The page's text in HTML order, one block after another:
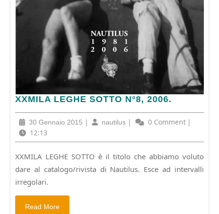
XXMILA LEGHE SOTTO N°8, 2006.
XXMILA
SOTTO
N°8,
2006.
30 Gennaio 2015 30
2015
| nautilus nautilus
| 0 Comment |
12:13
XXMILA LEGHE SOTTO è il titolo che abbiamo voluto
dare al catalogo/rivista di Nautilus. Esce ad intervalli
irregolari.
Read More